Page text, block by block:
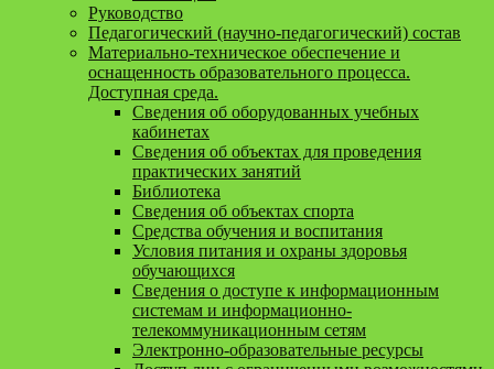
Руководство
Педагогический (научно-педагогический) состав
Материально-техническое обеспечение и
оснащенность образовательного процесса.
Доступная среда.
Сведения об оборудованных учебных
кабинетах
Сведения об объектах для проведения
практических занятий
Библиотека
Сведения об объектах спорта
Средства обучения и воспитания
Условия питания и охраны здоровья
обучающихся
Сведения о доступе к информационным
системам и информационно-
телекоммуникационным сетям
Электронно-образовательные ресурсы